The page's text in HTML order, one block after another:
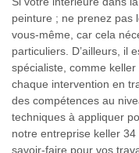
peinture ; ne prenez pas
vous-même, car cela
particuliers. D’ailleurs, il
spécialiste, comme
chaque intervention en
des compétences au
techniques à appliquer
notre entreprise keller
savoir-faire pour vos